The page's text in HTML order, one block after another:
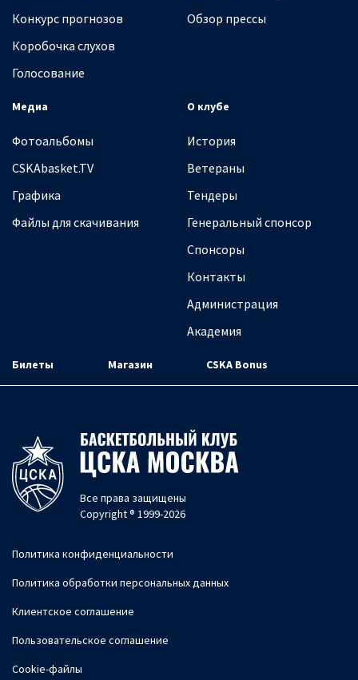
Конкурс прогнозов
Коробочка слухов
Голосование
Обзор прессы
Медиа
Фотоальбомы
CSKAbasket.TV
Графика
Файлы для скачивания
О клубе
История
Ветераны
Тендеры
Генеральный спонсор
Спонсоры
Контакты
Администрация
Академия
Билеты Магазин CSKA Bonus
Все права защищены
Copyright ® 1999-2026
Политика конфиденциальности
Политика обработки персональных данных
Клиентское соглашение
Пользовательское соглашение
Cookie-файлы